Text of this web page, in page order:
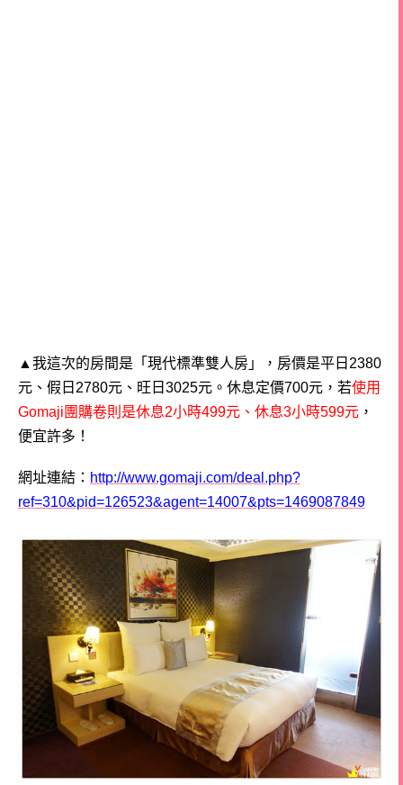
▲我這次的房間是「現代標準雙人房」，房價是平日2380
元、假日2780元、旺日3025元。 休息定價700元，若使用
Gomaji團購卷則是休息2小時499元、休息3小時599元 ，
便宜許多！
網址連結： http://www.gomaji.com/deal.php?
ref=310&pid=126523&agent=14007&pts=1469087849